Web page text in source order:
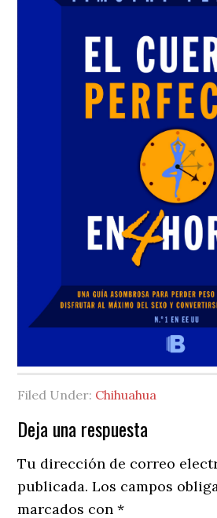
Filed Under: Chihuahua
Reader
Interactions
Deja una respuesta
Tu dirección de correo
publicada. Los campos
marcados con*